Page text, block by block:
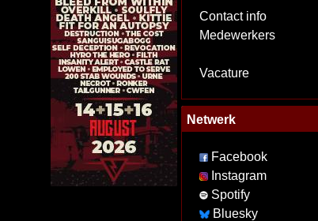
Contact info
Medewerkers
Vacature
Netwerk
Facebook
Instagram
Spotify
Bluesky